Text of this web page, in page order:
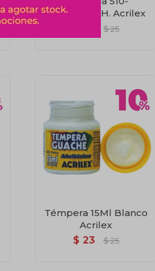
15Ml.Verde H. Acrilex
$ 25
Témpera 15Ml Blanco
Acrilex
$ 23 $ 25